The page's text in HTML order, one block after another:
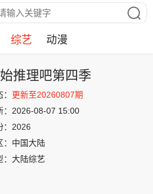
综艺 动漫
推理吧第四季
更新至20260807期
2026-08-07 15:00
2026
中国大陆
大陆综艺